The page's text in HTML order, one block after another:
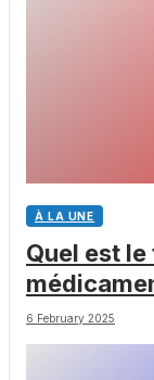
À LA UNE
Quel est
chez les
6 February 2025